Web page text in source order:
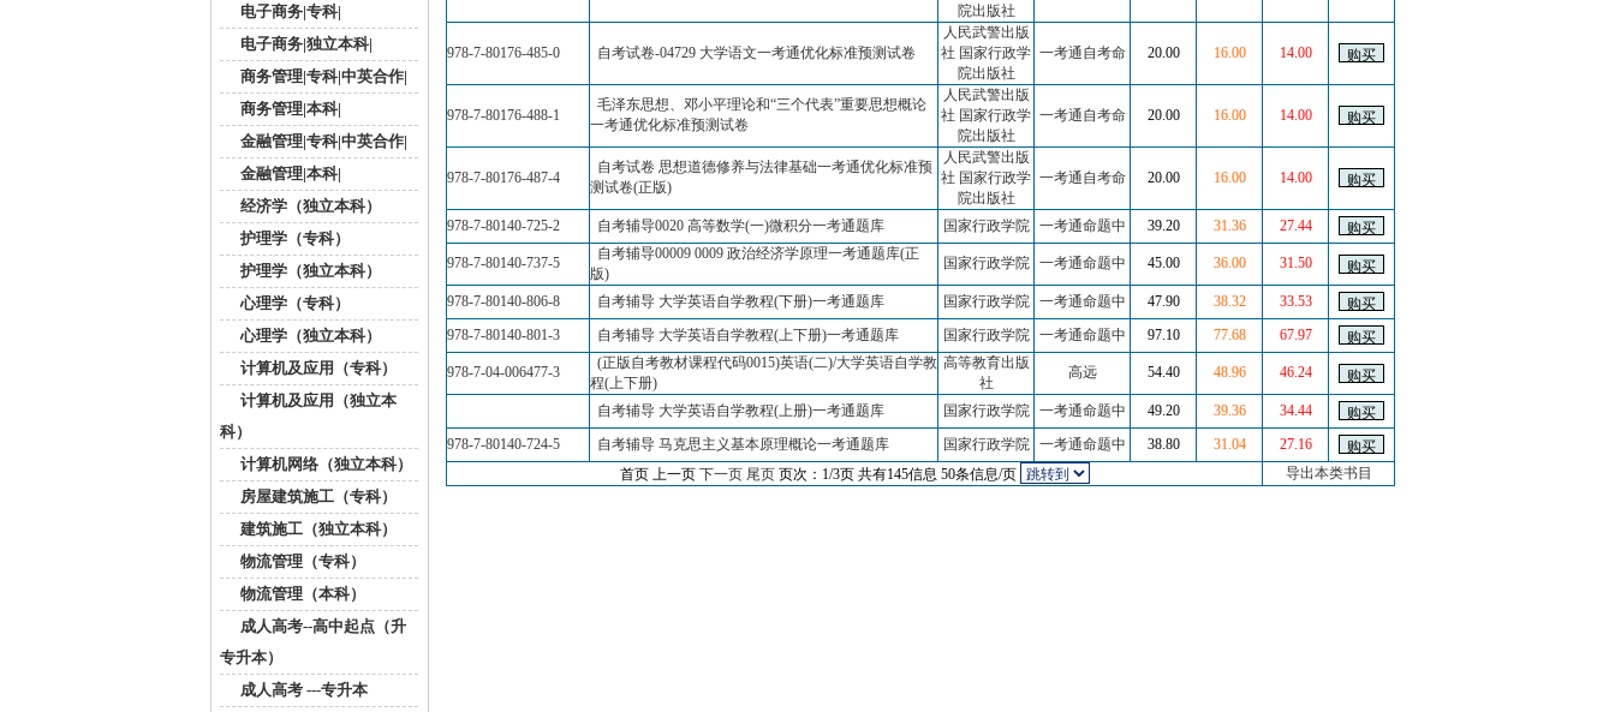
电子商务|专科|
电子商务|独立本科|
商务管理|专科|中英合作|
商务管理|本科|
金融管理|专科|中英合作|
金融管理|本科|
经济学（独立本科）
护理学（专科）
护理学（独立本科）
心理学（专科）
心理学（独立本科）
计算机及应用（专科）
计算机及应用（独立本
科）
计算机网络（独立本科）
房屋建筑施工（专科）
建筑施工（独立本科）
物流管理（专科）
物流管理（本科）
成人高考--高中起点（升
专升本）
成人高考 ---专升本
院出版社
978-7-80176-485-0 自考试卷-04729 大学语文一考通优化标准预测试卷
人民武警出版
社 国家行政学
院出版社
一考通自考命 20.00 16.00 14.00
978-7-80176-488-1
毛泽东思想、邓小平理论和“三个代表”重要思想概论
一考通优化标准预测试卷
人民武警出版
社 国家行政学
院出版社
一考通自考命 20.00 16.00 14.00
978-7-80176-487-4
自考试卷 思想道德修养与法律基础一考通优化标准预
测试卷(正版)
人民武警出版
社 国家行政学
院出版社
一考通自考命 20.00 16.00 14.00
978-7-80140-725-2 自考辅导0020 高等数学(一)微积分一考通题库 国家行政学院 一考通命题中 39.20 31.36 27.44
978-7-80140-737-5
自考辅导00009 0009 政治经济学原理一考通题库(正
版)
国家行政学院 一考通命题中 45.00 36.00 31.50
978-7-80140-806-8 自考辅导 大学英语自学教程(下册)一考通题库 国家行政学院 一考通命题中 47.90 38.32
33.53
978-7-80140-801-3
自考辅导 大学英语自学教程(上下册)一考通题库 国家行政学院 一考通命题中 97.10 77.68 67.97
978-7-04-006477-3
(正版自考教材课程代码0015)英语(二)/大学英语自学教
程(上下册)
高等教育出版
社
高远 54.40 48.96 46.24
自考辅导 大学英语自学教程(上册)一考通题库 国家行政学院 一考通命题中 49.20 39.36
34.44
978-7-80140-724-5
自考辅导 马克思主义基本原理概论一考通题库 国家行政学院 一考通命题中 38.80 31.04
27.16
首页 上一页 下一页 尾页页次：1/3页 共有145信息 50条信息/页 导出本类书目